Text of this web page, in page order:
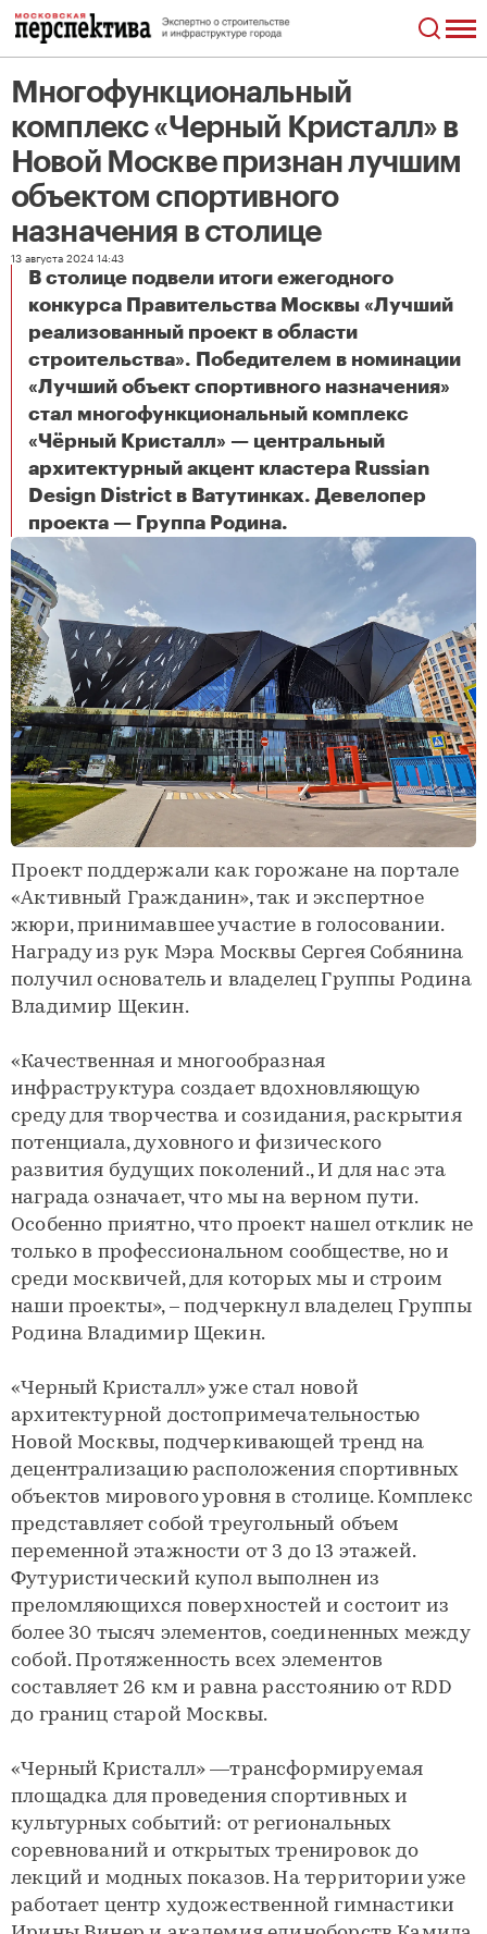
Многофункциональный
комплекс «Черный Кристалл» в
Новой Москве признан лучшим
объектом спортивного
назначения в столице
13 августа 2024 14:43
В столице подвели итоги ежегодного
конкурса Правительства Москвы «Лучший
реализованный проект в области
строительства». Победителем в номинации
«Лучший объект спортивного назначения»
стал многофункциональный комплекс
«Чёрный Кристалл» — центральный
архитектурный акцент кластера Russian
Design District в Ватутинках. Девелопер
проекта — Группа Родина.
Проект поддержали как горожане на портале
«Активный Гражданин», так и экспертное
жюри, принимавшее участие в голосовании.
Награду из рук Мэра Москвы Сергея Собянина
получил основатель и владелец Группы Родина
Владимир Щекин.
«Качественная и многообразная
инфраструктура создает вдохновляющую
среду для творчества и созидания, раскрытия
потенциала, духовного и физического
развития будущих поколений., И для нас эта
награда означает, что мы на верном пути.
Особенно приятно, что проект нашел отклик не
только в профессиональном сообществе, но и
среди москвичей, для которых мы и строим
наши проекты», – подчеркнул владелец Группы
Родина Владимир Щекин.
«Черный Кристалл» уже стал новой
архитектурной достопримечательностью
Новой Москвы, подчеркивающей тренд на
децентрализацию расположения спортивных
объектов мирового уровня в столице. Комплекс
представляет собой треугольный объем
переменной этажности от 3 до 13 этажей.
Футуристический купол выполнен из
преломляющихся поверхностей и состоит из
более 30 тысяч элементов, соединенных между
собой. Протяженность всех элементов
составляет 26 км и равна расстоянию от RDD
до границ старой Москвы.
«Черный Кристалл» —трансформируемая
площадка для проведения спортивных и
культурных событий: от региональных
соревнований и открытых тренировок до
лекций и модных показов. На территории уже
работает центр художественной гимнастики